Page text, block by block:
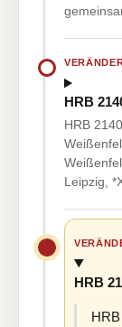
HRB
HRB
Leipzig,
HRB